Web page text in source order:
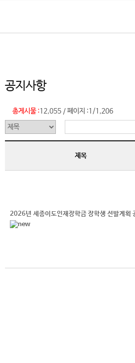
건
대
학
교
메
로
공지사항
총게시물 :12,055 /페이지 :1/1,206
제목
2026년 세종이도인재장학금 장학생 선발계획